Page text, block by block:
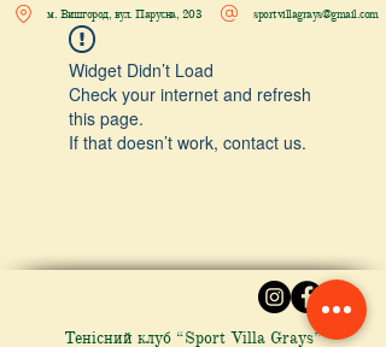
sportvillagrays@gmail.com
м. Вишгород, вул. Парусна, 203
Widget Didn’t Load
Check your internet and refresh
this page.
If that doesn’t work, contact us.
Тенісний клуб “Sport Villa Grays”